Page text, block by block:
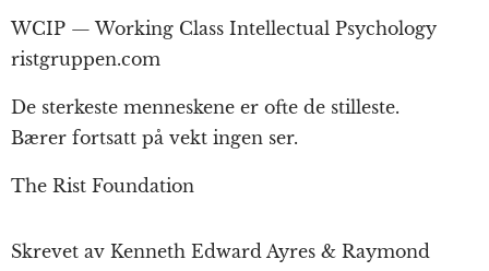
WCIP — Working Class Intellectual Psychology
ristgruppen.com
De sterkeste menneskene er ofte de stilleste.
Bærer fortsatt på vekt ingen ser.
The Rist Foundation
Skrevet av Kenneth Edward Ayres & Raymond